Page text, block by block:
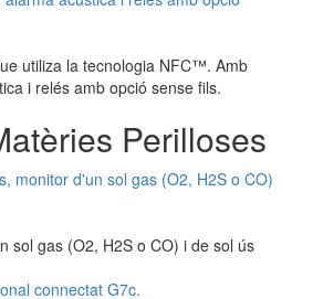
utiliza la tecnologia NFC™. Amb
i relés amb opció sense fils.
Perilloses
sol gas (O2, H2S o CO) i de sol ús